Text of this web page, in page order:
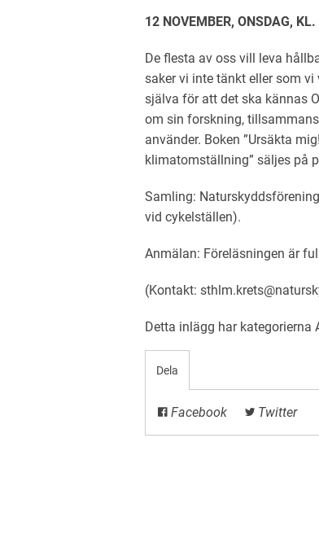
12 NOVEMBER, ONSDAG,
De flesta av oss vill leva
saker vi inte tänkt eller som
själva för att det ska kännas
om sin forskning,
använder. Boken ”Ursäkta
klimatomställning” säljes på
Samling:
vid cykelställen).
Anmälan: Föreläsningen är
(Kontakt:
Detta inlägg har kategorierna
Dela
Facebook Twitter